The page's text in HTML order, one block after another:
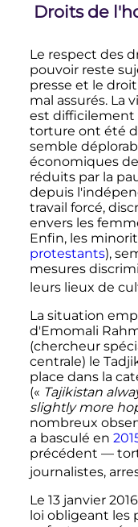
Droits de
Le respect des
pouvoir reste
presse et le
mal assurés. La
est difficilement
torture ont été
semble
économiques
réduits par la
depuis
travail forcé,
envers les
Enfin, les
protestants),
mesures
leurs lieux de
La situation
d'Emomali
(chercheur
centrale) le
place dans la
(« Tajikistan
slightly more
nombreux
a basculé en
précédent —
journalistes,
Le 13 janvier 2016
loi obligeant les